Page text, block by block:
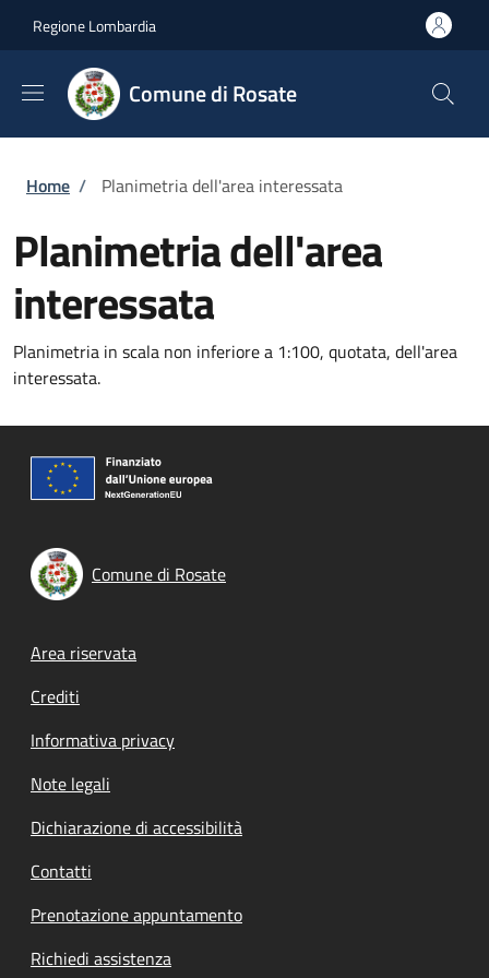
Regione Lombardia
Comune di Rosate
Briciole di pane
Home / Planimetria dell'area interessata
Planimetria dell'area
interessata
Planimetria in scala non inferiore a 1:100, quotata, dell'area
interessata.
Comune di Rosate
Footer menu
Area riservata
Crediti
Informativa privacy
Note legali
Dichiarazione di accessibilità
Contatti
Prenotazione appuntamento
Richiedi assistenza